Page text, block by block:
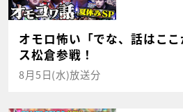
オモロ怖い「でな、話はこ
ス松倉参戦！
8月5日(水)放送分